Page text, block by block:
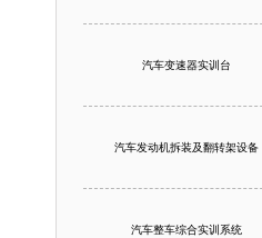
汽车变速器实训台
汽车发动机拆装及翻转架设备
汽车整车综合实训系统